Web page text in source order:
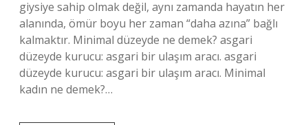
giysiye sahip olmak değil, aynı zamanda hayatın her
alanında, ömür boyu her zaman “daha azına” bağlı
kalmaktır. Minimal düzeyde ne demek? asgari
düzeyde kurucu: asgari bir ulaşım aracı. asgari
düzeyde kurucu: asgari bir ulaşım aracı. Minimal
kadın ne demek?…